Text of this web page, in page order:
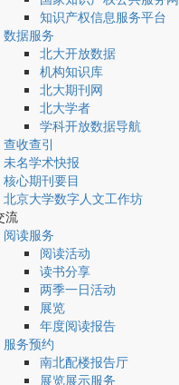
知识产权信息服务平台
数据服务
北大开放数据
机构知识库
北大期刊网
北大学者
学科开放数据导航
查收查引
未名学术快报
核心期刊要目
北京大学数字人文工作坊
流
阅读服务
阅读活动
读书分享
两季一日活动
展览
年度阅读报告
服务预约
南北配楼报告厅
展览展示服务